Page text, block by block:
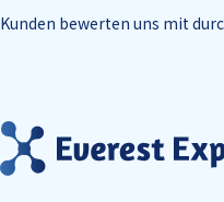
Kunden bewerten uns mit